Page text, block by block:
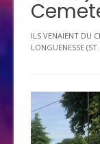
ILS VENAIENT DU
LONGUENESSE